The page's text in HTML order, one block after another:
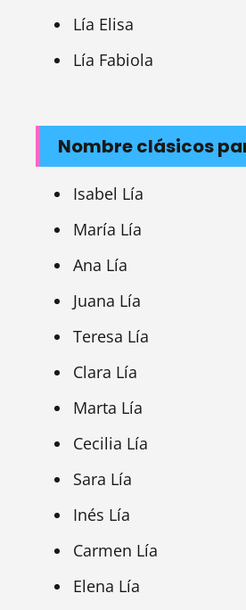
Lía Elisa
Lía Fabiola
Nombre clásicos
Isabel Lía
María Lía
Ana Lía
Juana Lía
Teresa Lía
Clara Lía
Marta Lía
Cecilia Lía
Sara Lía
Inés Lía
Carmen Lía
Elena Lía